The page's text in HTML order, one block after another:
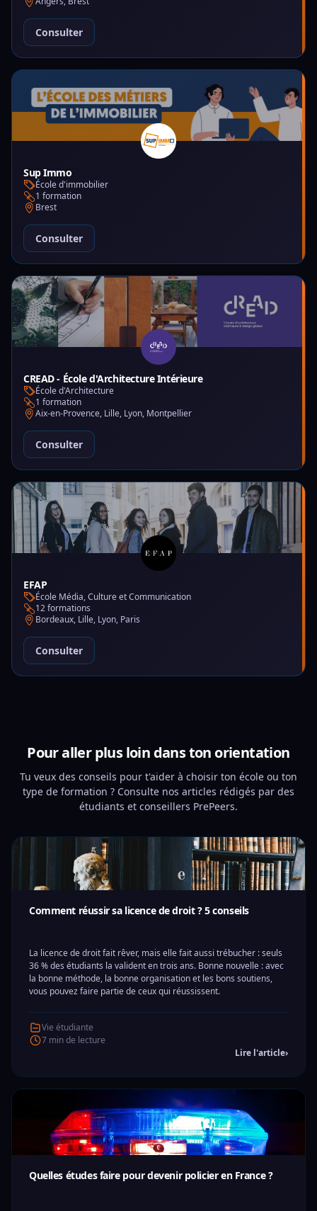
Consulter
Sup Immo
École d'immobilier
1 formation
Brest
Consulter
CREAD - École d'Architecture Intérieure
École d'Architecture
1 formation
Aix-en-Provence, Lille, Lyon, Montpellier
Consulter
EFAP
École Média, Culture et Communication
12 formations
Bordeaux, Lille, Lyon, Paris
Consulter
Pour aller plus loin dans ton orientation
Tu veux des conseils pour t'aider à choisir ton école ou ton
type de formation ? Consulte nos articles rédigés par des
étudiants et conseillers PrePeers.
Comment réussir sa licence de droit ? 5 conseils
La licence de droit fait rêver, mais elle fait aussi trébucher : seuls
36 % des étudiants la valident en trois ans. Bonne nouvelle : avec
la bonne méthode, la bonne organisation et les bons soutiens,
vous pouvez faire partie de ceux qui réussissent.
Vie étudiante
7 min de lecture
Lire l'article›
Quelles études faire pour devenir policier en France ?